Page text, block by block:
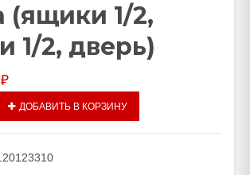
(ящики 1/2,
1/2, дверь)
₽
ДОБАВИТЬ В КОРЗИНУ